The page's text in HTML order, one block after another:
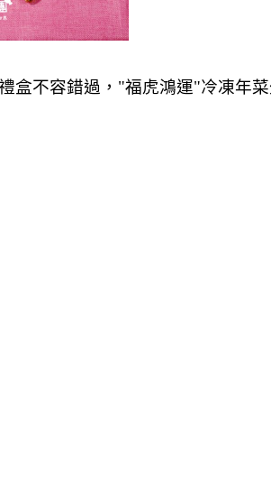
盒不容錯過，"福虎鴻運"冷凍年